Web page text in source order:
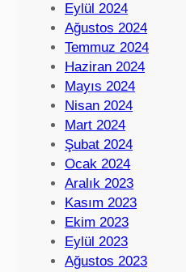
Eylül 2024
Ağustos 2024
Temmuz 2024
Haziran 2024
Mayıs 2024
Nisan 2024
Mart 2024
Şubat 2024
Ocak 2024
Aralık 2023
Kasım 2023
Ekim 2023
Eylül 2023
Ağustos 2023